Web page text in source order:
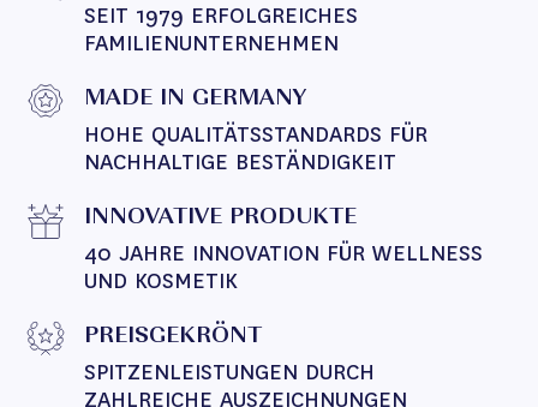
SEIT 1979 ERFOLGREICHES
FAMILIENUNTERNEHMEN
MADE IN GERMANY
HOHE QUALITÄTSSTANDARDS FÜR
NACHHALTIGE BESTÄNDIGKEIT
INNOVATIVE PRODUKTE
40 JAHRE INNOVATION FÜR WELLNESS
UND KOSMETIK
PREISGEKRÖNT
SPITZENLEISTUNGEN DURCH
ZAHLREICHE AUSZEICHNUNGEN